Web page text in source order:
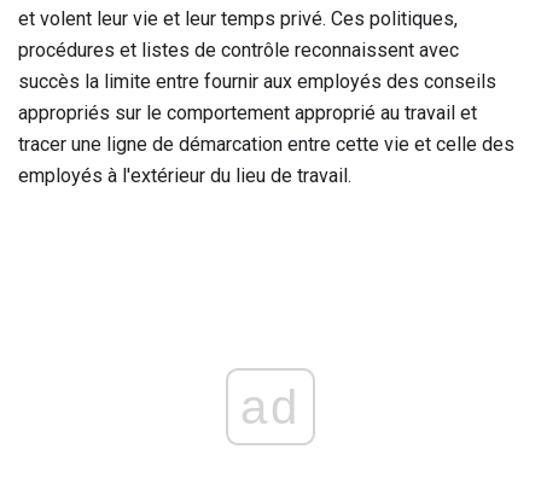
et volent leur vie et leur temps privé. Ces politiques,
procédures et listes de contrôle reconnaissent avec
succès la limite entre fournir aux employés des conseils
appropriés sur le comportement approprié au travail et
tracer une ligne de démarcation entre cette vie et celle des
employés à l'extérieur du lieu de travail.
ad